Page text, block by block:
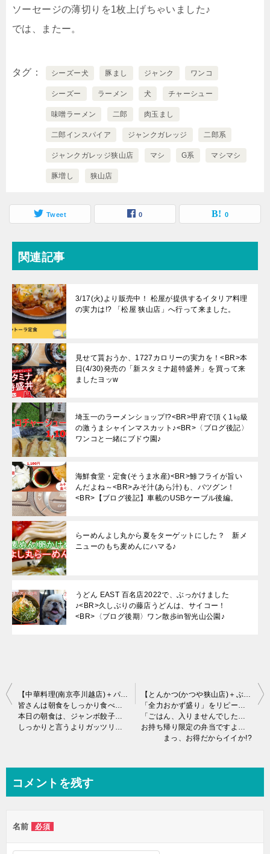
ソーセージの薄切りを1枚上げちゃいました♪
では、またー。
タグ シーズー犬 豚まし ジャンク ワンコ
シーズー ラーメン 犬 チャーシュー
味噌ラーメン 二郎 肉玉まし
二郎インスパイア ジャンクガレッジ 二郎系
ジャンクガレッジ狭山店 マシ G系 マシマシ
豚増し 狭山店
Tweet 0 0
関連記事
3/17(火)より販売中！ 松屋が提供するイタリア料理
の実力は!? 「松屋 狭山店」へ行って来ました。
見せて貰おうか、1727カロリーの実力を！<BR>本
日(4/30)発売の「新スタミナ超特盛丼」を買って来
ましたヨッw
埼玉一のラーメンショップ!?<BR>甲府で頂く1㎏級
の激うまシャインマスカット♪<BR>〈ブログ後記〉
ワンコと一緒にブドウ園♪
海鮮食堂・定食(そうま水産)<BR>鯵フライが旨い
んだよね～<BR>みそ汁(あら汁)も、バツグン！
<BR>【ブログ後記】車載のUSBケーブル後編。
らーめんよし丸から夏をターゲットにした？ 新メ
ニューのもち麦めんにハマる♪
うどん EAST 百名店2022で、ぶっかけました
♪<BR>久しぶりの藤店うどんは、サイコー！
<BR>〈ブログ後期〉ワン散歩in智光山公園♪
投
ゲ
ー
ョ
皆さんは朝食をしっかり食べてますか～♪
本日の朝食は、ジャンボ餃子＋焼肉丼＋ミニラーメンw
しっかりと言うよりガッツリ「南京亭 川越店」で朝チュー♪
「全力おかず盛り」をリピートして来ました～
「ごはん、入りませんでした」がコピーでしたが、オカズ容器になってたよ～
お持ち帰り限定の弁当ですよね？
まっ、お得だからイイか!?
コメントを残す
名前 必須